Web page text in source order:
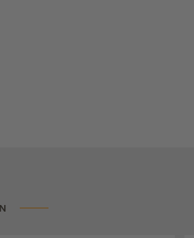
weltweit den meisten Umsatz" teilen
machen weltweit den meisten Umsatz"
machen weltweit den meisten
machen weltweit den meisten